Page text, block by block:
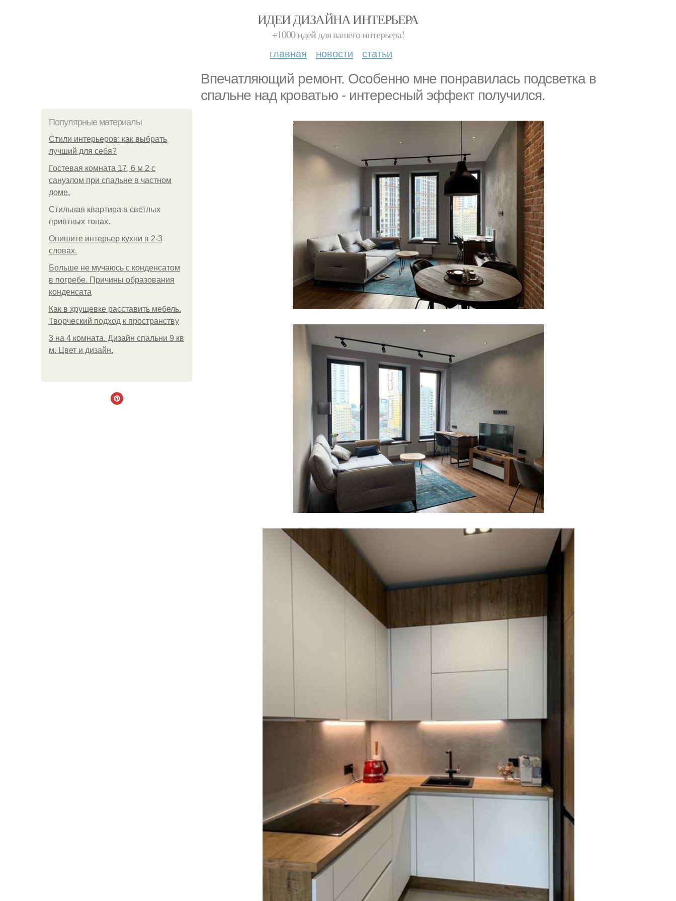
ИДЕИ ДИЗАЙНА ИНТЕРЬЕРА
+1000 идей для вашего интерьера!
главная новости статьи
Впечатляющий ремонт. Особенно мне понравилась подсветка в
спальне над кроватью - интересный эффект получился.
Популярные материалы
Стили интерьеров: как выбрать
лучший для себя?
Гостевая комната 17, 6 м 2 с
санузлом при спальне в частном
доме.
Стильная квартира в светлых
приятных тонах.
Опишите интерьер кухни в 2-3
словах.
Больше не мучаюсь с конденсатом
в погребе. Причины образования
конденсата
Как в хрущевке расставить мебель.
Творческий подход к пространству
3 на 4 комната. Дизайн спальни 9 кв
м. Цвет и дизайн.